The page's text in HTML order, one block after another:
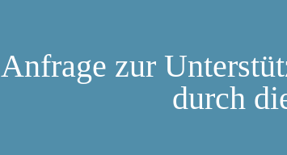
Anfrage zur
durch